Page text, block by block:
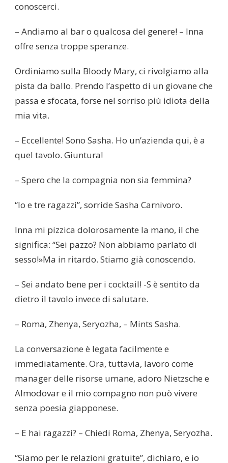
conoscerci.
– Andiamo al bar o qualcosa del genere! – Inna
offre senza troppe speranze.
Ordiniamo sulla Bloody Mary, ci rivolgiamo alla
pista da ballo. Prendo l’aspetto di un giovane che
passa e sfocata, forse nel sorriso più idiota della
mia vita.
– Eccellente! Sono Sasha. Ho un’azienda qui, è a
quel tavolo. Giuntura!
– Spero che la compagnia non sia femmina?
“Io e tre ragazzi”, sorride Sasha Carnivoro.
Inna mi pizzica dolorosamente la mano, il che
significa: “Sei pazzo? Non abbiamo parlato di
sesso!»Ma in ritardo. Stiamo già conoscendo.
– Sei andato bene per i cocktail! -S è sentito da
dietro il tavolo invece di salutare.
– Roma, Zhenya, Seryozha, – Mints Sasha.
La conversazione è legata facilmente e
immediatamente. Ora, tuttavia, lavoro come
manager delle risorse umane, adoro Nietzsche e
Almodovar e il mio compagno non può vivere
senza poesia giapponese.
– E hai ragazzi? – Chiedi Roma, Zhenya, Seryozha.
“Siamo per le relazioni gratuite”, dichiaro, e io